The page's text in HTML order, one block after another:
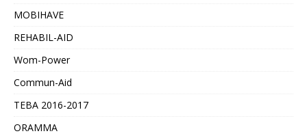
MOBIHAVE
REHABIL-AID
Wom-Power
Commun-Aid
ΤΕΒΑ 2016-2017
ORAMMA